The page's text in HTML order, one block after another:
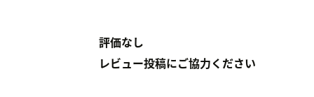
評価なし
レビュー投稿にご協力ください